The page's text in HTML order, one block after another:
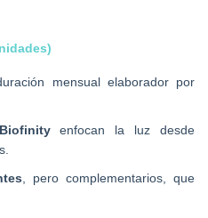
mensual elaborador por
enfocan la luz desde
, pero complementarios, que